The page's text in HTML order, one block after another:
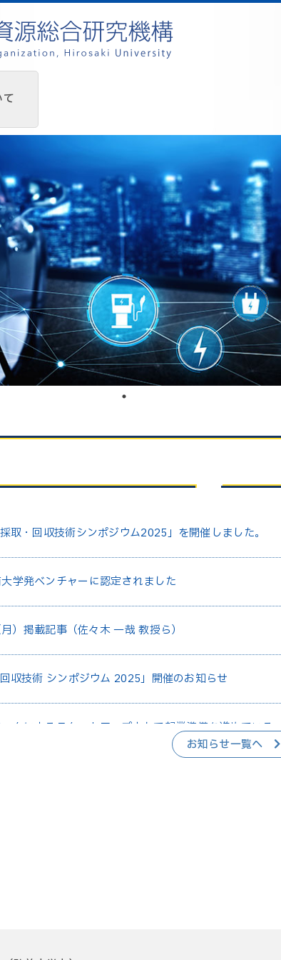
取・回収技術シンポジウム2025」を開催しました。
学発ベンチャーに認定されました
）掲載記事（佐々木 一哉 教授ら）
収技術 シンポジウム 2025」開催のお知らせ
クによるスタートアップとして起業準備を進めている
取・回収事業）が国内最大規模を誇るアカデミア共催起
お知らせ一覧へ